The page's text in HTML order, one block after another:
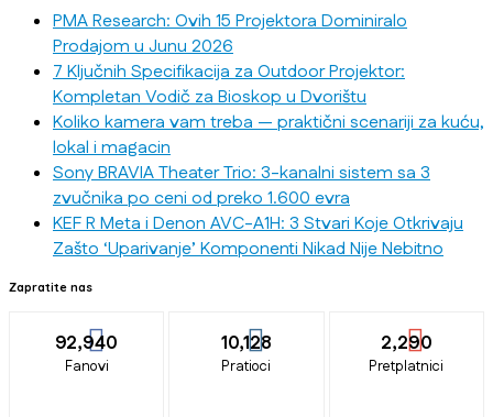
PMA Research: Ovih 15 Projektora Dominiralo
Prodajom u Junu 2026
7 Ključnih Specifikacija za Outdoor Projektor:
Kompletan Vodič za Bioskop u Dvorištu
Koliko kamera vam treba — praktični scenariji za kuću,
lokal i magacin
Sony BRAVIA Theater Trio: 3-kanalni sistem sa 3
zvučnika po ceni od preko 1.600 evra
KEF R Meta i Denon AVC-A1H: 3 Stvari Koje Otkrivaju
Zašto ‘Uparivanje’ Komponenti Nikad Nije Nebitno
Zapratite nas
92,940
Fanovi
10,128
Pratioci
2,290
Pretplatnici